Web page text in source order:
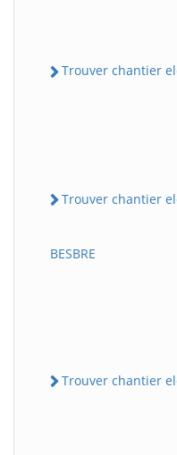
Trouver chantier
Trouver chantier
BESBRE
Trouver chantier